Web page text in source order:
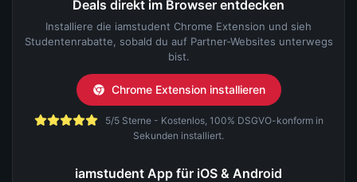
Deals direkt im Browser entdecken
Installiere die iamstudent Chrome Extension und sieh
Studentenrabatte, sobald du auf Partner-Websites unterwegs
bist.
Chrome Extension installieren
5/5 Sterne - Kostenlos, 100% DSGVO-konform in
Sekunden installiert.
iamstudent App für iOS & Android